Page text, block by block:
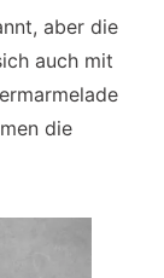
aber die
auch mit
die